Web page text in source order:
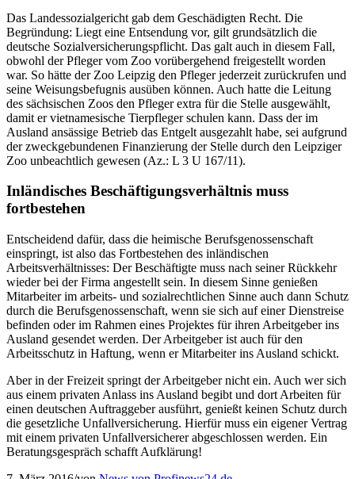
Das Landessozialgericht gab dem Geschädigten Recht. Die
Begründung: Liegt eine Entsendung vor, gilt grundsätzlich die
deutsche Sozialversicherungspflicht. Das galt auch in diesem Fall,
obwohl der Pfleger vom Zoo vorübergehend freigestellt worden
war. So hätte der Zoo Leipzig den Pfleger jederzeit zurückrufen und
seine Weisungsbefugnis ausüben können. Auch hatte die Leitung
des sächsischen Zoos den Pfleger extra für die Stelle ausgewählt,
damit er vietnamesische Tierpfleger schulen kann. Dass der im
Ausland ansässige Betrieb das Entgelt ausgezahlt habe, sei aufgrund
der zweckgebundenen Finanzierung der Stelle durch den Leipziger
Zoo unbeachtlich gewesen (Az.: L 3 U 167/11).
Inländisches Beschäftigungsverhältnis muss
fortbestehen
Entscheidend dafür, dass die heimische Berufsgenossenschaft
einspringt, ist also das Fortbestehen des inländischen
Arbeitsverhältnisses: Der Beschäftigte muss nach seiner Rückkehr
wieder bei der Firma angestellt sein. In diesem Sinne genießen
Mitarbeiter im arbeits- und sozialrechtlichen Sinne auch dann Schutz
durch die Berufsgenossenschaft, wenn sie sich auf einer Dienstreise
befinden oder im Rahmen eines Projektes für ihren Arbeitgeber ins
Ausland gesendet werden. Der Arbeitgeber ist auch für den
Arbeitsschutz in Haftung, wenn er Mitarbeiter ins Ausland schickt.
Aber in der Freizeit springt der Arbeitgeber nicht ein. Auch wer sich
aus einem privaten Anlass ins Ausland begibt und dort Arbeiten für
einen deutschen Auftraggeber ausführt, genießt keinen Schutz durch
die gesetzliche Unfallversicherung. Hierfür muss ein eigener Vertrag
mit einem privaten Unfallversicherer abgeschlossen werden. Ein
Beratungsgespräch schafft Aufklärung!